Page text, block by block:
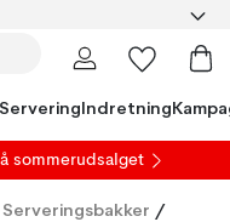
ServeringIndretning
sommerudsalget
Serveringsbakker /